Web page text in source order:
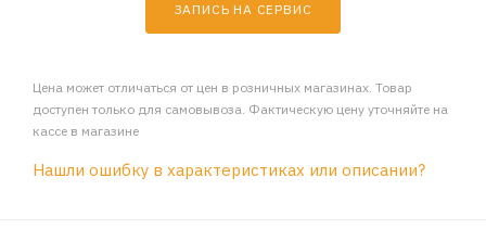
ЗАПИСЬ НА СЕРВИС
Цена может отличаться от цен в розничных магазинах. Товар
доступен только для самовывоза. Фактическую цену уточняйте на
кассе в магазине
Нашли ошибку в характеристиках или описании?